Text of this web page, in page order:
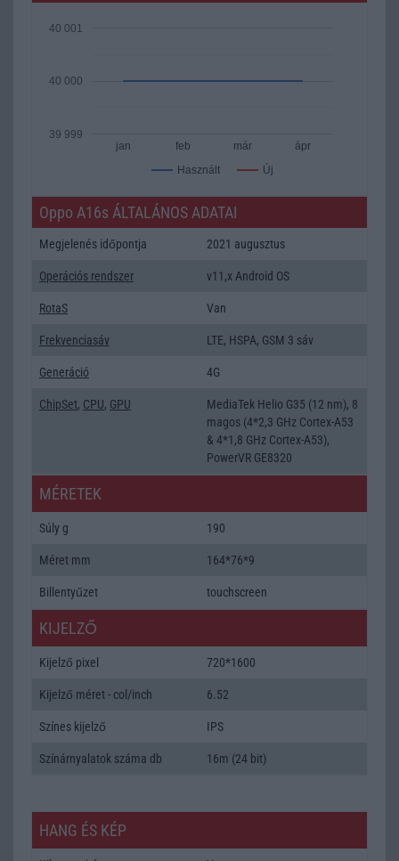
Használt Új
jan feb már ápr
39 999
40 000
40 001
Oppo A16s ÁLTALÁNOS ADATAI
Megjelenés időpontja 2021 augusztus
Operációs rendszer v11,x Android OS
RotaS Van
Frekvenciasáv LTE, HSPA, GSM 3 sáv
Generáció 4G
ChipSet, CPU, GPU
MediaTek Helio G35 (12 nm), 8
magos (4*2,3 GHz Cortex-A53
& 4*1,8 GHz Cortex-A53),
PowerVR GE8320
MÉRETEK
Súly g 190
Méret mm 164*76*9
Billentyűzet touchscreen
KIJELZŐ
Kijelző pixel 720*1600
Kijelző méret - col/inch 6.52
Színes kijelző IPS
Színárnyalatok száma db 16m (24 bit)
HANG ÉS KÉP